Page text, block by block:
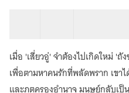
การก
มา
ของ
ถัง
ซาน
เมื่อ 'เสี่ยวอู่' จำต้องไปเกิดใหม่ 'ถั
เพื่อตามหาคนรักที่พลัดพราก เขา
และภูตครองอำนาจ มนุษย์กลับเ